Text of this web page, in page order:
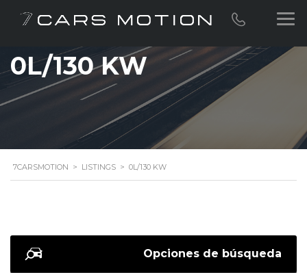
0L/130 KW
7CARSMOTION > LISTINGS > 0L/130 KW
Opciones de búsqueda